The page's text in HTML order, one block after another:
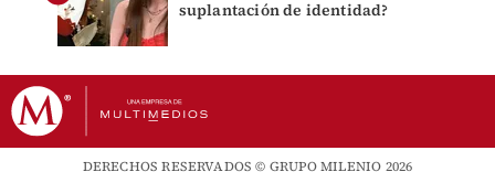
suplantación de identidad?
DERECHOS RESERVADOS © GRUPO MILENIO 2026